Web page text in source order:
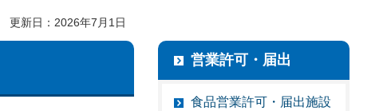
更新日：2026年7月1日
営業許可・届出
食品営業許可・届出施設